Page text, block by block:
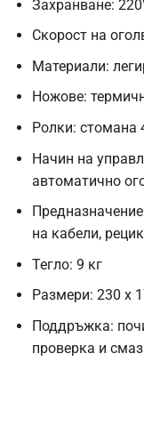
Захранване:
Скорост на
Материали:
Ножове:
Ролки: стомана
Начин на
автоматично
на кабели,
Тегло: 9 кг
Размери: 230 х
Поддръжка:
проверка и